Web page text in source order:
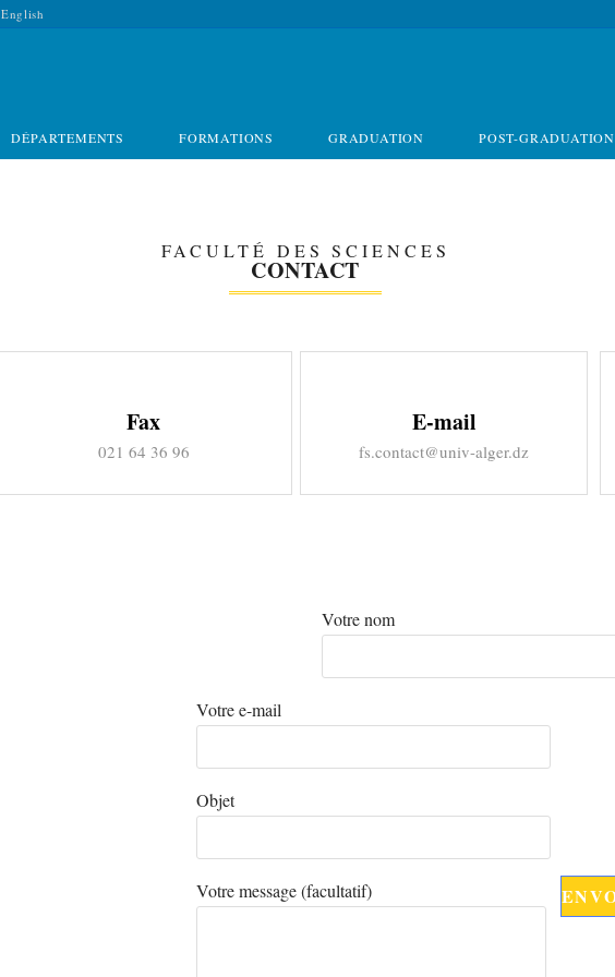
English
DÉPARTEMENTS FORMATIONS GRADUATION POST-GRADUATION
FACULTÉ DES SCIENCES
CONTACT
Fax
021 64 36 96
E-mail
fs.contact@univ-alger.dz
Votre nom
Votre e-mail
Objet
Votre message (facultatif)